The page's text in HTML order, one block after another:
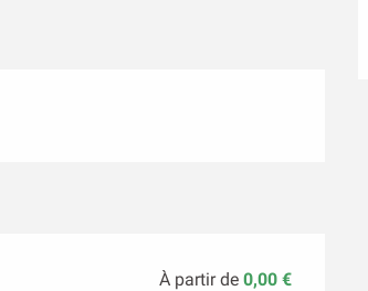
À partir de0,00 €